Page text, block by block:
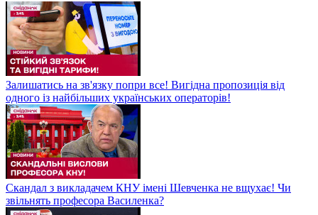
Залишатись на зв'язку попри все! Вигідна пропозиція від
одного із найбільших українських операторів!
Скандал з викладачем КНУ імені Шевченка не вщухає! Чи
звільнять професора Василенка?